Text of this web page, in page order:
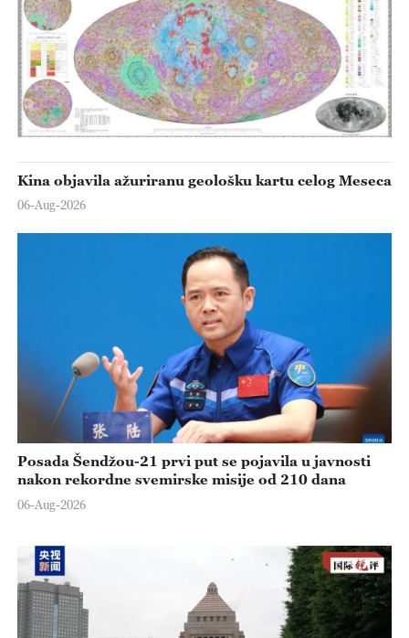
Kina objavila ažuriranu geološku kartu celog Meseca
06-Aug-2026
Posada Šendžou-21 prvi put se pojavila u javnosti
nakon rekordne svemirske misije od 210 dana
06-Aug-2026